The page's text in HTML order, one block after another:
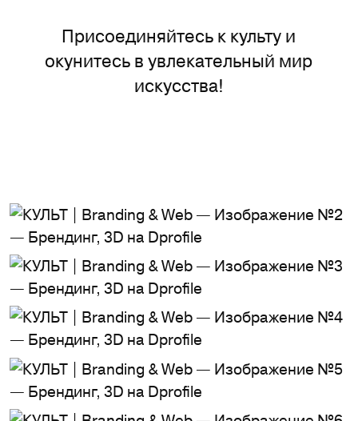
Присоединяйтесь к культу и
окунитесь в увлекательный мир
искусства!